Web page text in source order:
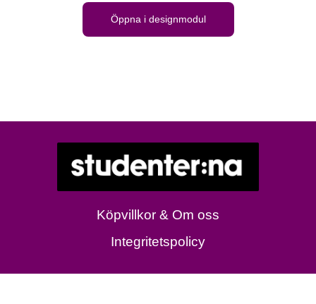
Öppna i designmodul
Köpvillkor & Om oss
Integritetspolicy